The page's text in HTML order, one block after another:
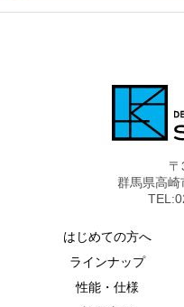
群馬県高
はじめての方へ
ラインナップ
性能・仕様